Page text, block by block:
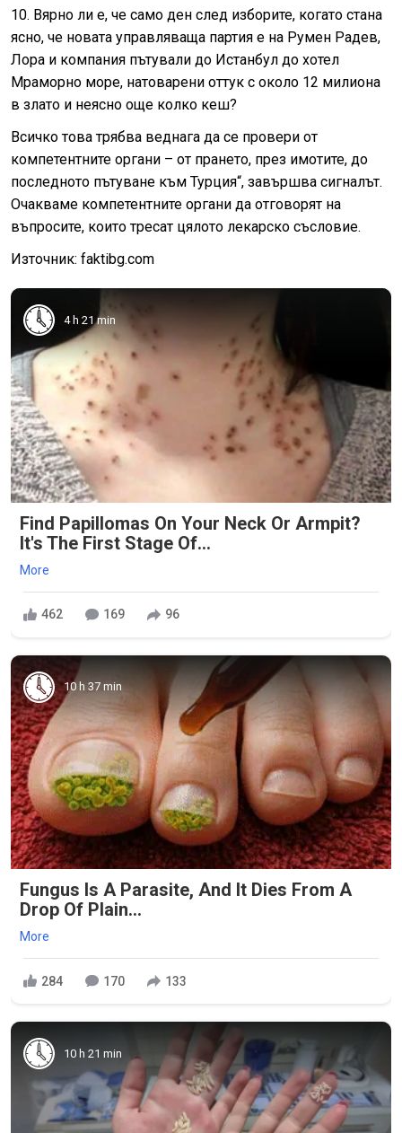
10. Вярно ли е, че само ден след изборите, когато стана
ясно, че новата управляваща партия е на Румен Радев,
Лора и компания пътували до Истанбул до хотел
Мраморно море, натоварени оттук с около 12 милиона
в злато и неясно още колко кеш?
Всичко това трябва веднага да се провери от
компетентните органи – от прането, през имотите, до
последното пътуване към Турция“, завършва сигналът.
Очакваме компетентните органи да отговорят на
въпросите, които тресат цялото лекарско съсловие.
Източник: faktibg.com
4 h 21 min
Find Papillomas On Your Neck Or Armpit?
It's The First Stage Of...
More
462 169 96
10 h 37 min
Fungus Is A Parasite, And It Dies From A
Drop Of Plain...
More
284 170 133
10 h 21 min